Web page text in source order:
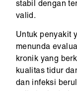
stabil dengan
valid.
Untuk penyakit
menunda
kronik yang
kualitas tidur
dan infeksi